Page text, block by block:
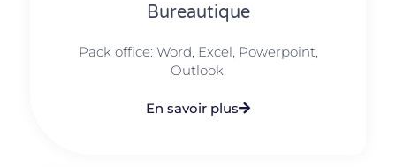
Bureautique
Pack office: Word, Excel, Powerpoint,
Outlook.​
En savoir plus